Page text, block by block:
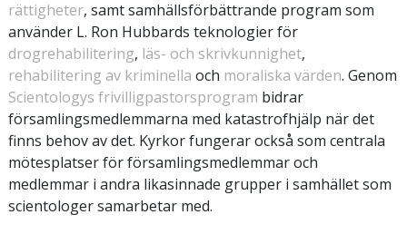
rättigheter, samt samhällsförbättrande program som
använder L. Ron Hubbards teknologier för
drogrehabilitering, läs- och skrivkunnighet,
rehabilitering av kriminella och moraliska värden. Genom
Scientologys frivilligpastorsprogram bidrar
församlingsmedlemmarna med katastrofhjälp när det
finns behov av det. Kyrkor fungerar också som centrala
mötesplatser för församlingsmedlemmar och
medlemmar i andra likasinnade grupper i samhället som
scientologer samarbetar med.